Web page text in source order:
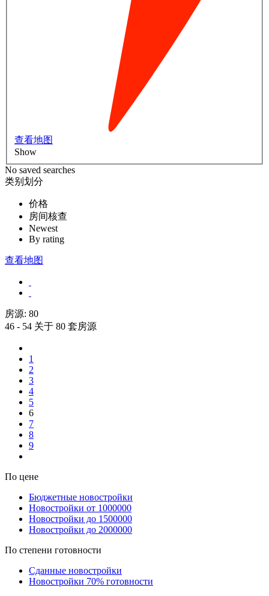
查看地图
Show
No saved searches
类别划分
价格
房间核查
Newest
By rating
查看地图
房源: 80
46 - 54 关于 80 套房源
1
2
3
4
5
6
7
8
9
По цене
Бюджетные новостройки
Новостройки от 1000000
Новостройки до 1500000
Новостройки до 2000000
По степени готовности
Сданные новостройки
Новостройки 70% готовности